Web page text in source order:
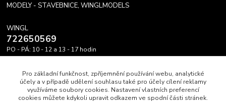
MODELY - STAVEBNICE, WINGLMODELS
WINGL
722650569
PO - PÁ: 10 - 12 a 13 - 17 hodin
Pro základní funkčnost, zpříjemnění používání webu, analytické
účely a v případě udělení souhlasu také pro účely cílení reklamy
využíváme soubory cookies. Nastavení vlastních preferencí
cookies můžete kdykoli upravit odkazem ve spodní části stránek.